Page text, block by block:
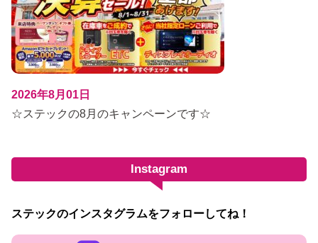
2026年8月01日
☆ステックの8月のキャンペーンです☆
Instagram
ステックのインスタグラムをフォローしてね！